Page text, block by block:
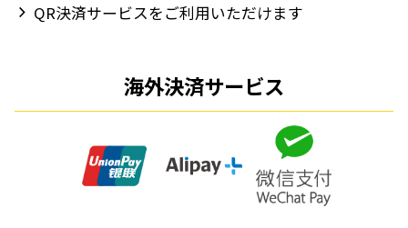
QR決済サービスをご利用いただけます
海外決済サービス